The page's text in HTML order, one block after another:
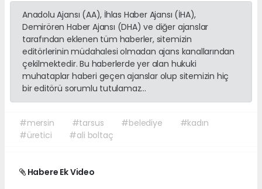
Anadolu Ajansı (AA), İhlas Haber Ajansı (İHA),
Demirören Haber Ajansı (DHA) ve diğer ajanslar
tarafından eklenen tüm haberler, sitemizin
editörlerinin müdahalesi olmadan ajans kanallarından
çekilmektedir. Bu haberlerde yer alan hukuki
muhataplar haberi geçen ajanslar olup sitemizin hiç
bir editörü sorumlu tutulamaz...
#mersin #tarsus #belediye
#kadın
#üretici
#ali boltaç
Habere Ek Video